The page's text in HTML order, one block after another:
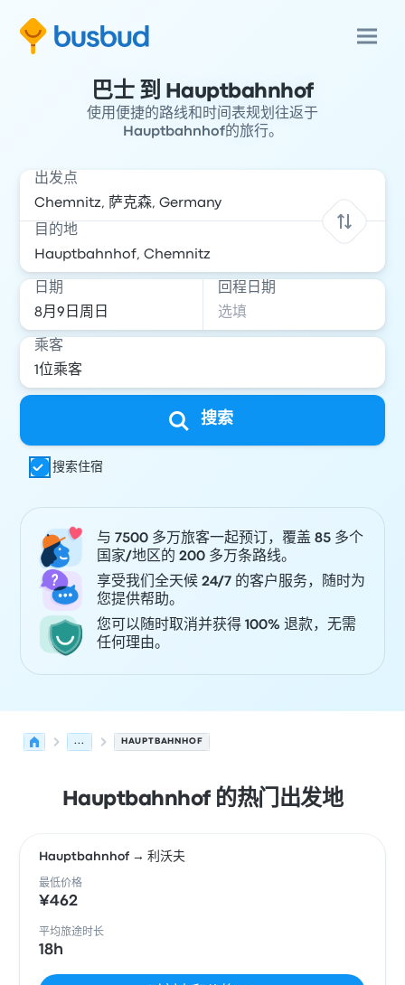
巴士 到 Hauptbahnhof
使用便捷的路线和时间表规划往返于
Hauptbahnhof的旅行。
出发点
目的地
日期 回程日期
乘客
搜索
搜索住宿
与 7500 多万旅客一起预订，覆盖 85 多个
国家/地区的 200 多万条路线。
享受我们全天候 24/7 的客户服务，随时为
您提供帮助。
您可以随时取消并获得 100% 退款，无需
任何理由。
... HAUPTBAHNHOF
Hauptbahnhof 的热门出发地
Hauptbahnhof → 利沃夫
最低价格
¥462
平均旅途时长
18h